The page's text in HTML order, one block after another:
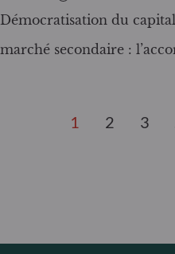
Démocratisation du
marché secondaire :
1 2 3